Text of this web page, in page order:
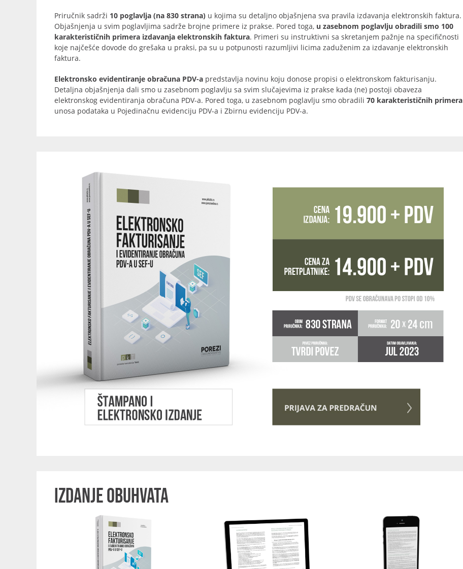
Priručnik sadrži 10 poglavlja (na 830 strana) u kojima su detaljno objašnjena sva pravila izdavanja elektronskih faktura.
Objašnjenja u svim poglavljima sadrže brojne primere iz prakse. Pored toga, u zasebnom poglavlju obradili smo 100
karakterističnih primera izdavanja elektronskih faktura. Primeri su instruktivni sa skretanjem pažnje na specifičnosti
koje najčešće dovode do grešaka u praksi, pa su u potpunosti razumljivi licima zaduženim za izdavanje elektronskih
faktura.
Elektronsko evidentiranje obračuna PDV-a predstavlja novinu koju donose propisi o elektronskom fakturisanju.
Detaljna objašnjenja dali smo u zasebnom poglavlju sa svim slučajevima iz prakse kada (ne) postoji obaveza
elektronskog evidentiranja obračuna PDV-a. Pored toga, u zasebnom poglavlju smo obradili 70 karakterističnih primera
unosa podataka u Pojedinačnu evidenciju PDV-a i Zbirnu evidenciju PDV-a.
IZDANJE OBUHVATA